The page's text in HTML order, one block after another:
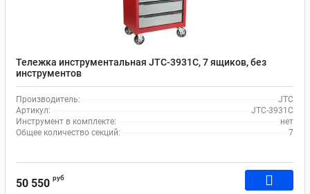
Тележка инструментальная JTC-3931C, 7 ящиков, без
инструментов
Производитель:
JTC
Артикул:
JTC-3931C
Инструмент в комплекте:
нет
Общее количество секций:
7
50 550 руб